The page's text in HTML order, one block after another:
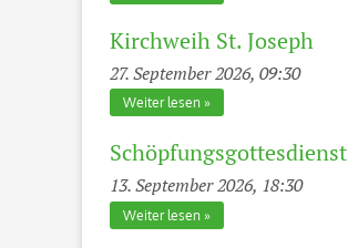
Kirchweih St. Joseph
27. September 2026, 09:30
Weiter lesen
Schöpfungsgottesdienst
13. September 2026, 18:30
Weiter lesen